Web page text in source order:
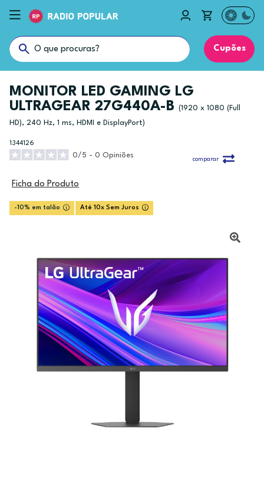
Cupões
MONITOR LED GAMING LG
ULTRAGEAR 27G440A-B
(1920 x 1080 (Full
HD), 240 Hz, 1 ms, HDMI e DisplayPort)
1344126
0/5 - 0 Opiniões
comparar
Ficha do Produto
-10% em talão Até 10x Sem Juros